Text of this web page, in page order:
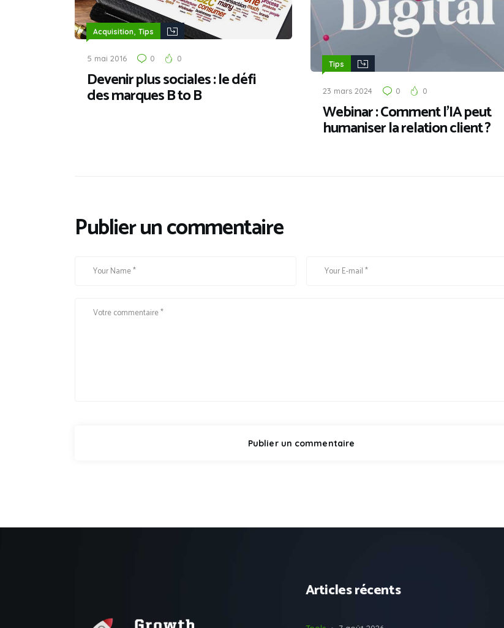
Acquisition, Tips
5 mai 2016 0 0
Devenir plus sociales : le défi
des marques B to B
Tips
23 mars 2024 0 0
Webinar : Comment l’IA peut
humaniser la relation client ?
Publier un commentaire
Articles récents